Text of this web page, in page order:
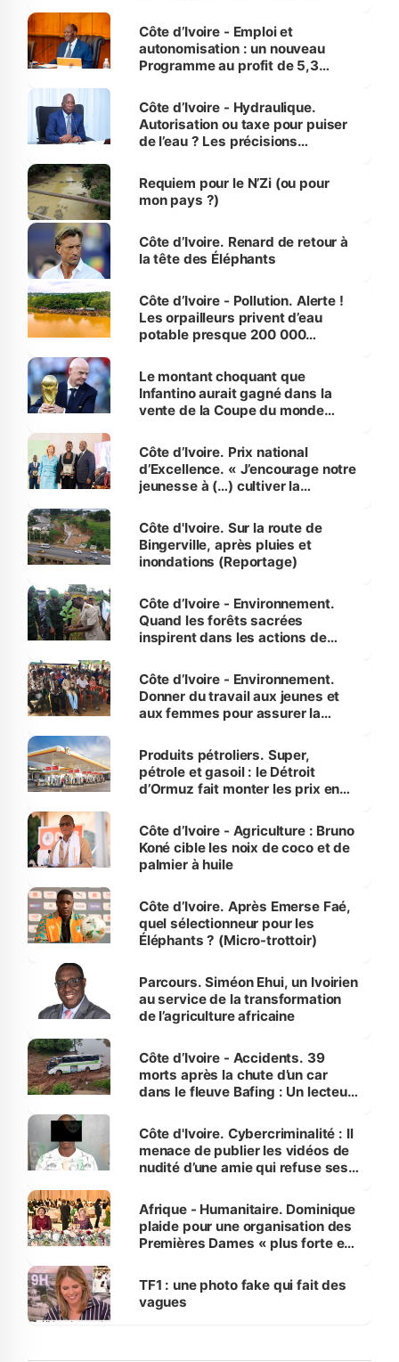
et Yamoussoukro
Côte d’Ivoire - Emploi et
autonomisation : un nouveau
Programme au profit de 5,3
Côte d’Ivoire - Hydraulique.
Autorisation ou taxe pour puiser
de l’eau ? Les précisions
Requiem pour le N’Zi (ou pour
mon pays ?)
Côte d’Ivoire. Renard de retour à
la tête des Éléphants
Côte d’Ivoire - Pollution. Alerte !
Les orpailleurs privent d’eau
potable presque 200 000
Le montant choquant que
Infantino aurait gagné dans la
vente de la Coupe du monde
Côte d’Ivoire. Prix national
d’Excellence. « J’encourage notre
jeunesse à (…) cultiver la
(Alassane Ouattara
Côte d'Ivoire. Sur la route de
Bingerville, après pluies et
inondations (Reportage)
Côte d’Ivoire - Environnement.
Quand les forêts sacrées
inspirent dans les actions de
Côte d’Ivoire - Environnement.
Donner du travail aux jeunes et
aux femmes pour assurer la
menacées
Produits pétroliers. Super,
pétrole et gasoil : le Détroit
d’Ormuz fait monter les prix en
Côte d’Ivoire - Agriculture : Bruno
Koné cible les noix de coco et de
palmier à huile
Côte d’Ivoire. Après Emerse Faé,
quel sélectionneur pour les
Éléphants ? (Micro-trottoir)
Parcours. Siméon Ehui, un Ivoirien
au service de la transformation
de l’agriculture africaine
Côte d’Ivoire - Accidents. 39
morts après la chute d’un car
dans le fleuve Bafing : Un lecteur
des Transports
Côte d'Ivoire. Cybercriminalité : Il
menace de publier les vidéos de
nudité d’une amie qui refuse ses
Afrique - Humanitaire. Dominique
plaide pour une organisation des
Premières Dames « plus forte et
sur la scène internationale »
TF1 : une photo fake qui fait des
vagues